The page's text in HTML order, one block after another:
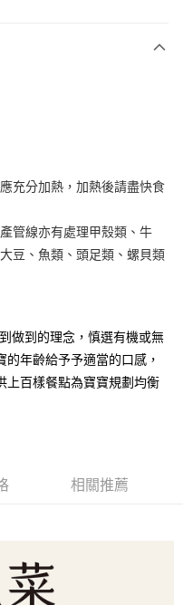
可立即使用無須另外申請。
後會自動跳轉到大哥付的交易
繳款截止日，確認付款後即完
續交易確認頁面所載為準。
審核未通過，訂單將自動取
以下簡稱本公司）所提供，讓
，並由商店將買賣／分期付款
帳單繳交帳款。
」的支付方式。 讓您購物簡單
值。
，將跳轉至「AFTEE先享後付」
但若您需要取消訂單，請聯絡
視為有效，需透過AFTEE先享
運費
充分加熱，加熱後請盡快食
管線亦有處理甲殼類、牛
豆、魚類、頭足類、螺貝類
做到的理念，慎選有機或無
年齡給予予適當的口感，
上百樣餐點為寶寶規劃均衡
相關推薦